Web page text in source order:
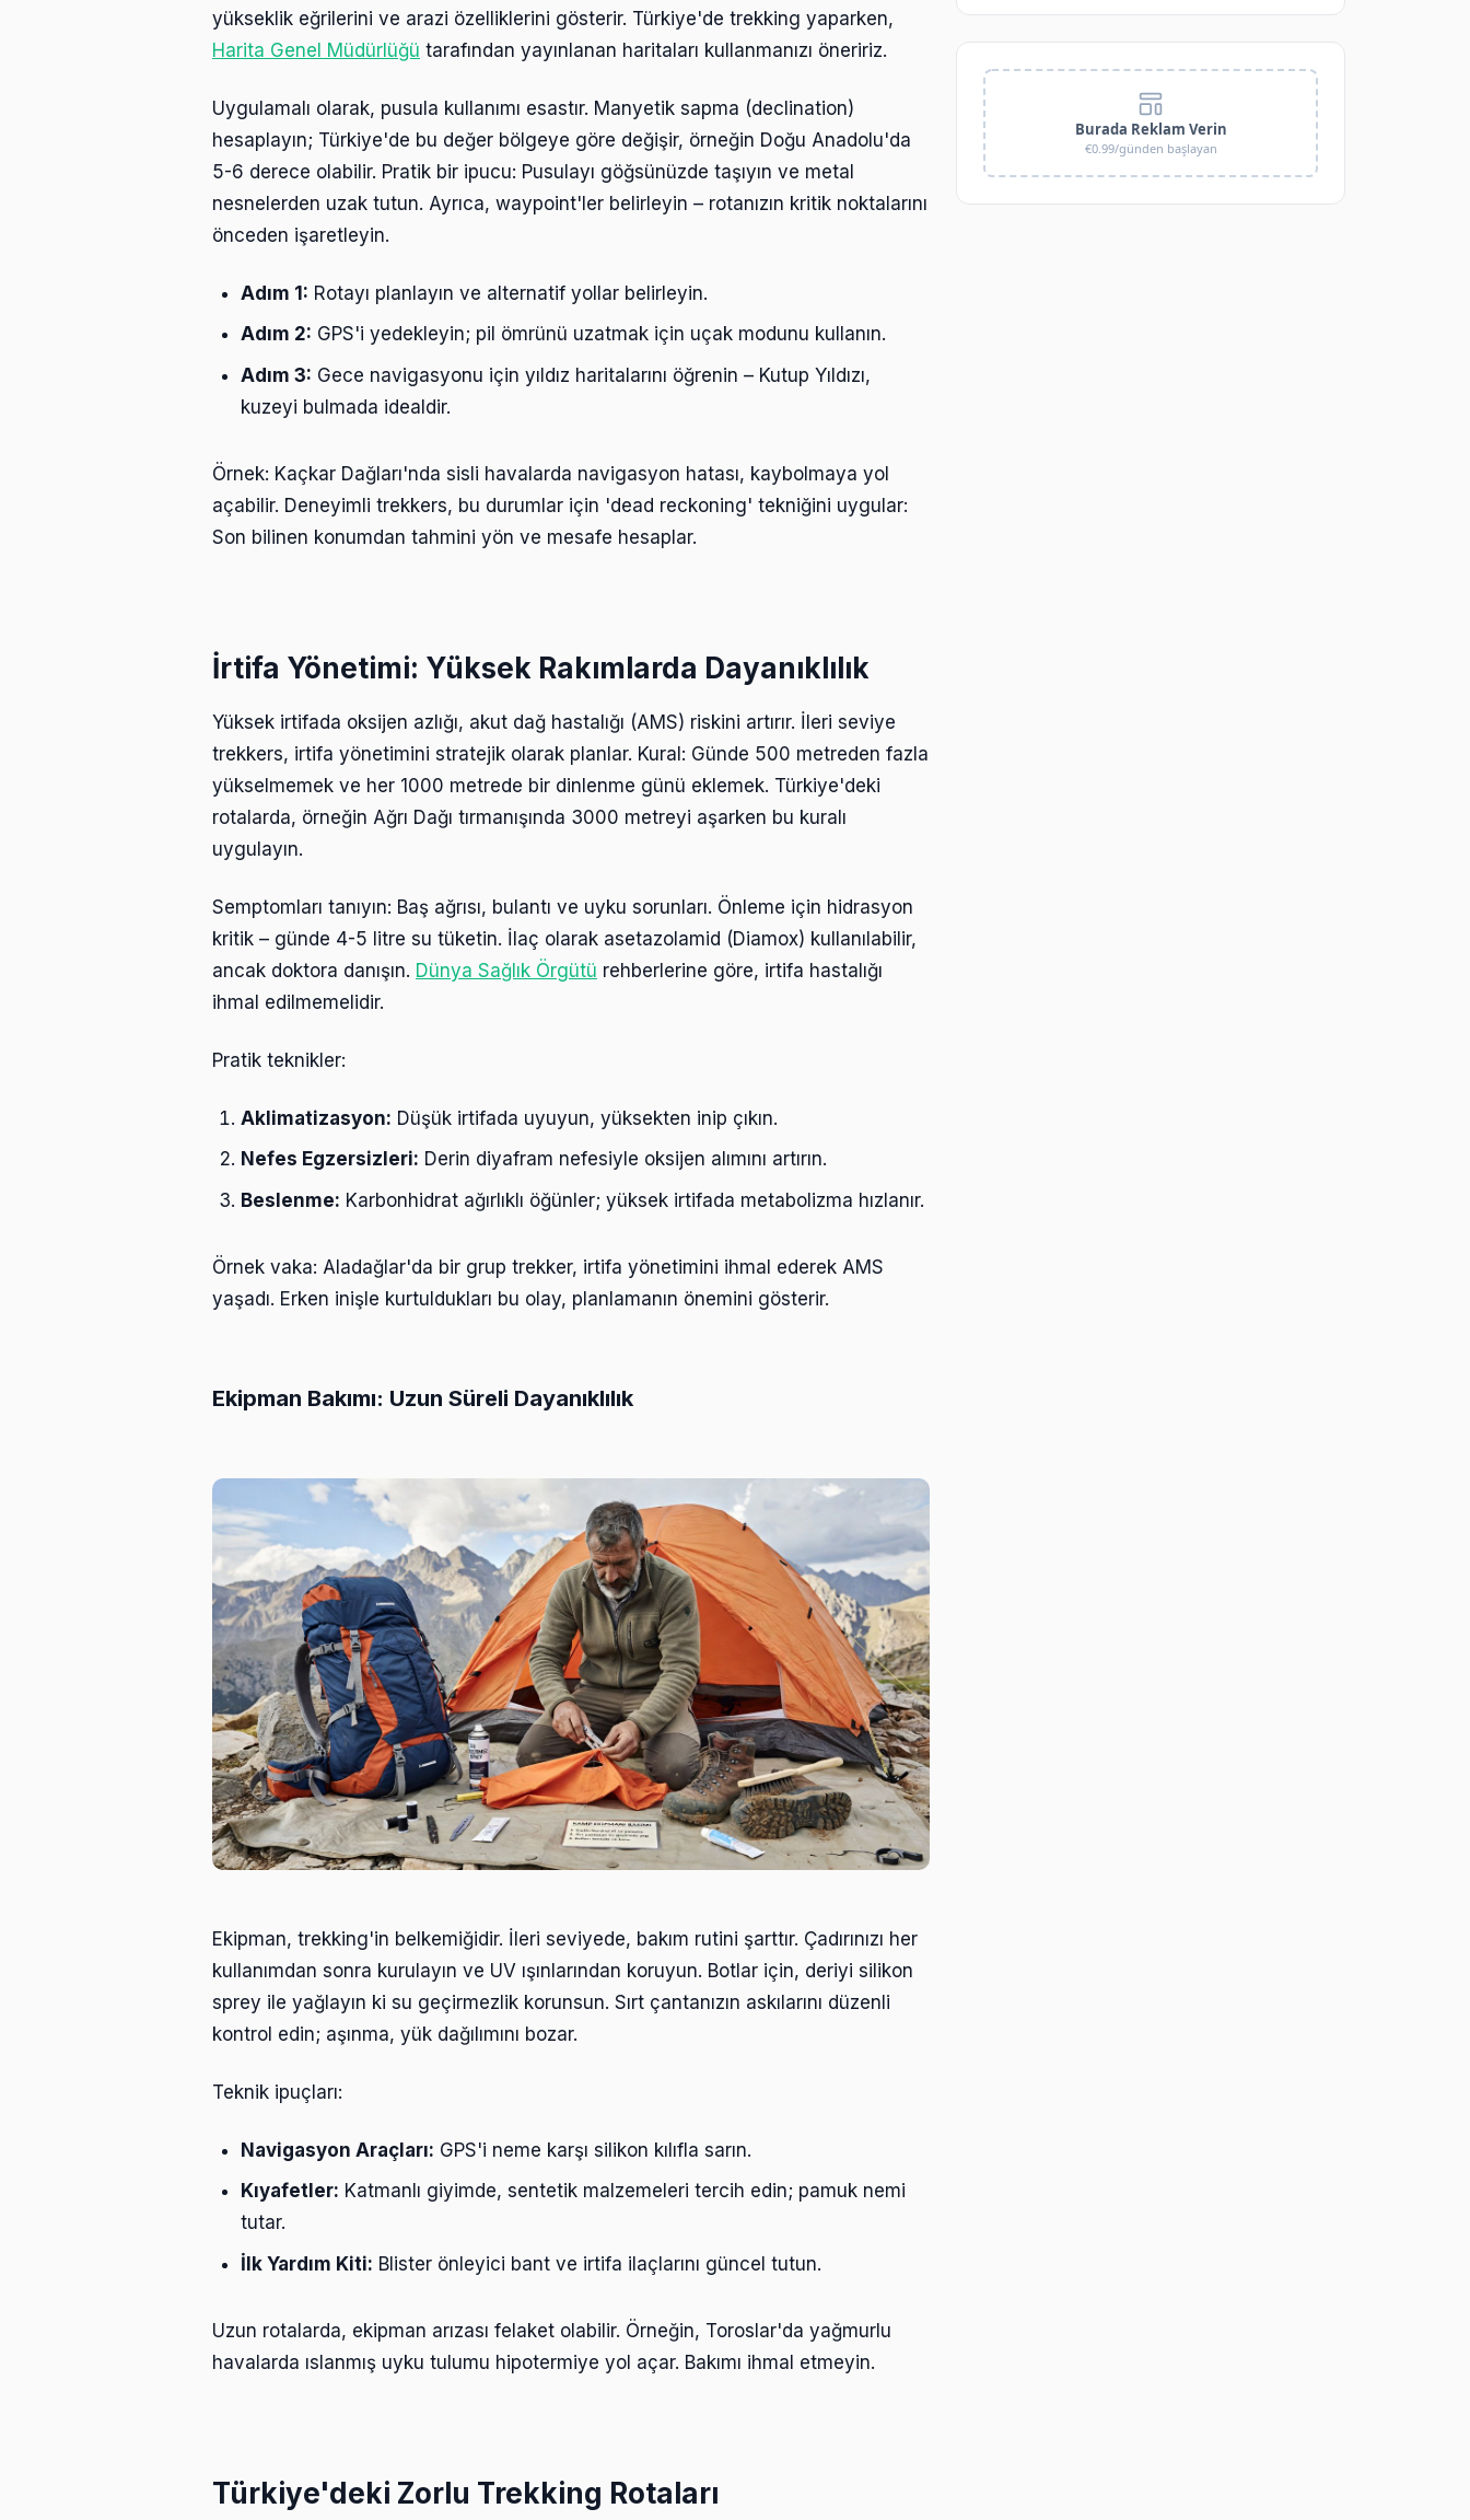
yükseklik eğrilerini ve arazi özelliklerini gösterir. Türkiye'de trekking yaparken,
Harita Genel Müdürlüğü tarafından yayınlanan haritaları kullanmanızı öneririz.
Uygulamalı olarak, pusula kullanımı esastır. Manyetik sapma (declination)
hesaplayın; Türkiye'de bu değer bölgeye göre değişir, örneğin Doğu Anadolu'da
5-6 derece olabilir. Pratik bir ipucu: Pusulayı göğsünüzde taşıyın ve metal
nesnelerden uzak tutun. Ayrıca, waypoint'ler belirleyin – rotanızın kritik noktalarını
önceden işaretleyin.
Adım 1: Rotayı planlayın ve alternatif yollar belirleyin.
Adım 2: GPS'i yedekleyin; pil ömrünü uzatmak için uçak modunu kullanın.
Adım 3: Gece navigasyonu için yıldız haritalarını öğrenin – Kutup Yıldızı,
kuzeyi bulmada idealdir.
Örnek: Kaçkar Dağları'nda sisli havalarda navigasyon hatası, kaybolmaya yol
açabilir. Deneyimli trekkers, bu durumlar için 'dead reckoning' tekniğini uygular:
Son bilinen konumdan tahmini yön ve mesafe hesaplar.
İrtifa Yönetimi: Yüksek Rakımlarda Dayanıklılık
Yüksek irtifada oksijen azlığı, akut dağ hastalığı (AMS) riskini artırır. İleri seviye
trekkers, irtifa yönetimini stratejik olarak planlar. Kural: Günde 500 metreden fazla
yükselmemek ve her 1000 metrede bir dinlenme günü eklemek. Türkiye'deki
rotalarda, örneğin Ağrı Dağı tırmanışında 3000 metreyi aşarken bu kuralı
uygulayın.
Semptomları tanıyın: Baş ağrısı, bulantı ve uyku sorunları. Önleme için hidrasyon
kritik – günde 4-5 litre su tüketin. İlaç olarak asetazolamid (Diamox) kullanılabilir,
ancak doktora danışın. Dünya Sağlık Örgütü rehberlerine göre, irtifa hastalığı
ihmal edilmemelidir.
Pratik teknikler:
Aklimatizasyon: Düşük irtifada uyuyun, yüksekten inip çıkın.
Nefes Egzersizleri: Derin diyafram nefesiyle oksijen alımını artırın.
Beslenme: Karbonhidrat ağırlıklı öğünler; yüksek irtifada metabolizma hızlanır.
Örnek vaka: Aladağlar'da bir grup trekker, irtifa yönetimini ihmal ederek AMS
yaşadı. Erken inişle kurtuldukları bu olay, planlamanın önemini gösterir.
Ekipman Bakımı: Uzun Süreli Dayanıklılık
Ekipman, trekking'in belkemiğidir. İleri seviyede, bakım rutini şarttır. Çadırınızı her
kullanımdan sonra kurulayın ve UV ışınlarından koruyun. Botlar için, deriyi silikon
sprey ile yağlayın ki su geçirmezlik korunsun. Sırt çantanızın askılarını düzenli
kontrol edin; aşınma, yük dağılımını bozar.
Teknik ipuçları:
Navigasyon Araçları: GPS'i neme karşı silikon kılıfla sarın.
Kıyafetler: Katmanlı giyimde, sentetik malzemeleri tercih edin; pamuk nemi
tutar.
İlk Yardım Kiti: Blister önleyici bant ve irtifa ilaçlarını güncel tutun.
Uzun rotalarda, ekipman arızası felaket olabilir. Örneğin, Toroslar'da yağmurlu
havalarda ıslanmış uyku tulumu hipotermiye yol açar. Bakımı ihmal etmeyin.
Türkiye'deki Zorlu Trekking Rotaları
Burada Reklam Verin
€0.99/günden başlayan